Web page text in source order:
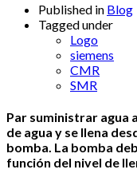
Published in Blog
Tagged under
Logo
siemens
CMR
SMR
Par suministrar agua
de agua y se llena
bomba. La bomba
función del nivel de